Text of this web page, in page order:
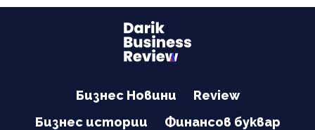
Бизнес Новини
Review
Бизнес истории
Финансов буквар